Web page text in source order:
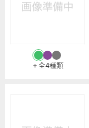
＋全4種類